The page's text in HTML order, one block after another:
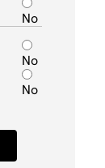
No
No
No